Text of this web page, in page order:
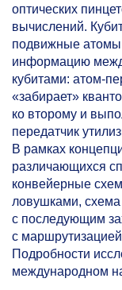
оптических
вычислений.
подвижные
информацию
кубитами: атом-
«забирает»
ко второму и
передатчик
В рамках
различающихся
конвейерные
ловушками, схема
с последующим
с
Подробности
международном